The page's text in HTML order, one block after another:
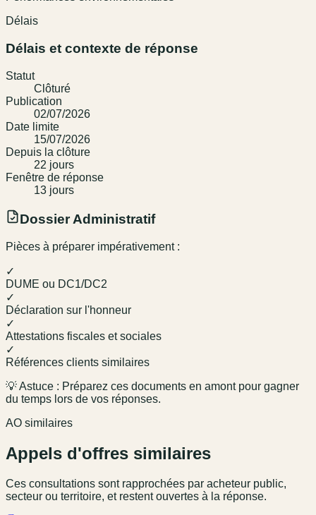
Délais
Délais et contexte de réponse
Statut
Clôturé
Publication
02/07/2026
Date limite
15/07/2026
Depuis la clôture
22 jours
Fenêtre de réponse
13 jours
Dossier Administratif
Pièces à préparer impérativement :
✓
DUME ou DC1/DC2
✓
Déclaration sur l'honneur
✓
Attestations fiscales et sociales
✓
Références clients similaires
💡 Astuce : Préparez ces documents en amont pour gagner
du temps lors de vos réponses.
AO similaires
Appels d'offres similaires
Ces consultations sont rapprochées par acheteur public,
secteur ou territoire, et restent ouvertes à la réponse.